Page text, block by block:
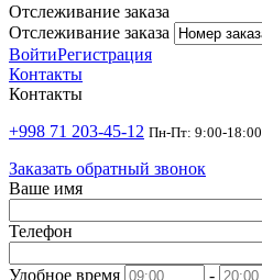
Отслеживание заказа
Отслеживание заказа
ВойтиРегистрация
Контакты
Контакты
+998 71 203-45-12 Пн-Пт: 9:00-18:00
Заказать обратный звонок
Ваше имя
Телефон
Удобное время -